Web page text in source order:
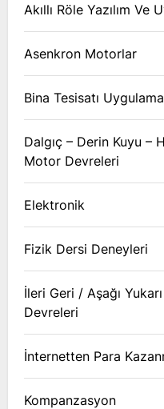
Akıllı Röle Yazılım Ve
Asenkron Motorlar
Bina Tesisatı
Dalgıç – Derin Kuyu –
Motor Devreleri
Elektronik
Fizik Dersi Deneyleri
İleri Geri / Aşağı
Devreleri
İnternetten Para
Kompanzasyon